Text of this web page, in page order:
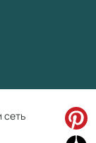
сеть